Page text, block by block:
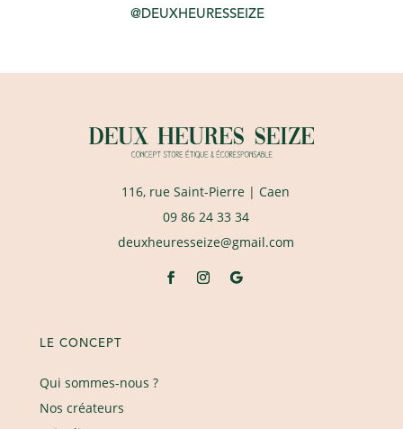
@DEUXHEURESSEIZE
116, rue Saint-Pierre | Caen
09 86 24 33 34
deuxheuresseize@gmail.com
LE CONCEPT
Qui sommes-nous ?
Nos créateurs